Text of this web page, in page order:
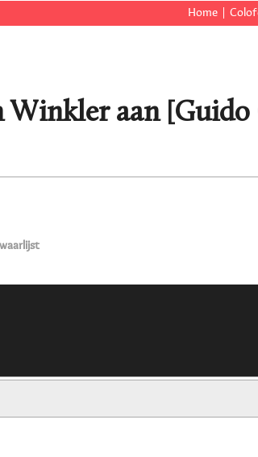
Home
Winkler aan [Guido